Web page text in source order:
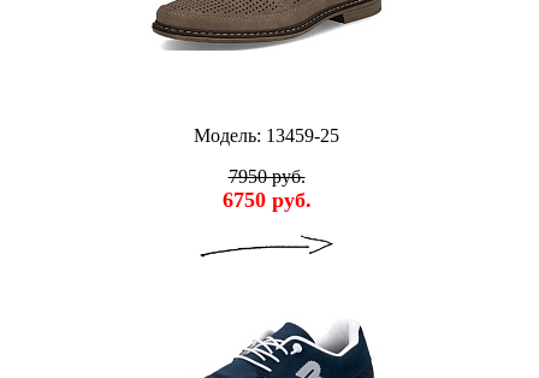
Модель: 13459-25
7950 руб.
6750 руб.